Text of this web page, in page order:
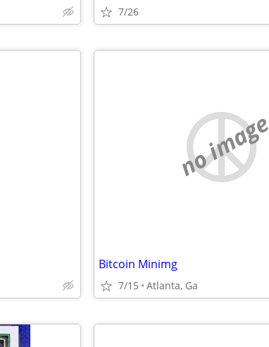
7/26
no image
Bitcoin Minimg
7/15 Atlanta, Ga